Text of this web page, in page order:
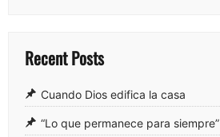
Recent Posts
Cuando Dios edifica la casa
“Lo que permanece para siempre”